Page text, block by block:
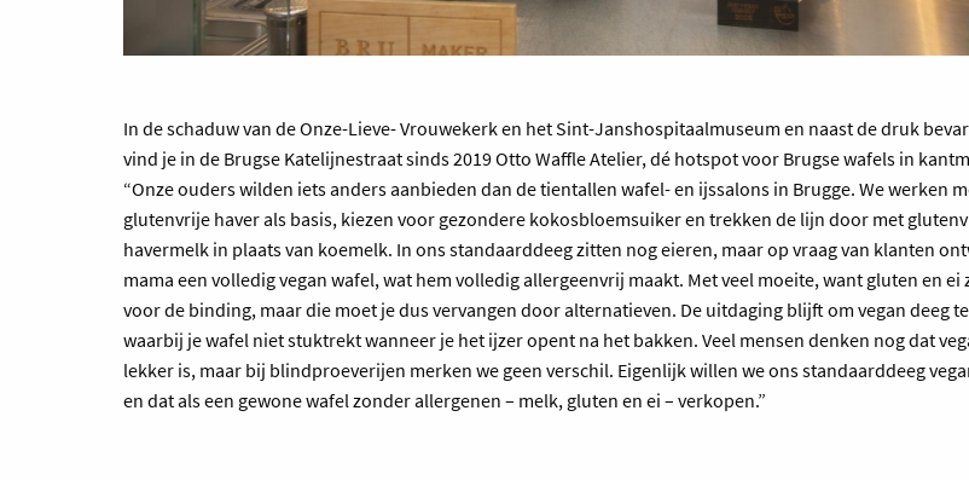
In de schaduw van de Onze-Lieve- Vrouwekerk en het Sint-Janshospitaalmuseum en naast de druk
vind je in de Brugse Katelijnestraat sinds 2019 Otto Waffle Atelier, dé hotspot voor Brugse wafels in
“Onze ouders wilden iets anders aanbieden dan de tientallen wafel- en ijssalons in Brugge. We werken
glutenvrije haver als basis, kiezen voor gezondere kokosbloemsuiker en trekken de lijn door met
havermelk in plaats van koemelk. In ons standaarddeeg zitten nog eieren, maar op vraag van klanten
mama een volledig vegan wafel, wat hem volledig allergeenvrij maakt. Met veel moeite, want gluten en ei
voor de binding, maar die moet je dus vervangen door alternatieven. De uitdaging blijft om vegan deeg
waarbij je wafel niet stuktrekt wanneer je het ijzer opent na het bakken. Veel mensen denken nog dat
lekker is, maar bij blindproeverijen merken we geen verschil. Eigenlijk willen we ons standaarddeeg
en dat als een gewone wafel zonder allergenen – melk, gluten en ei – verkopen.”